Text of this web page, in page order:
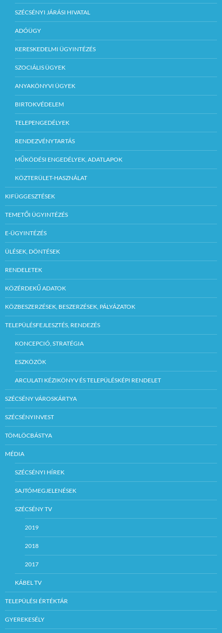
SZÉCSÉNYI JÁRÁSI HIVATAL
ADÓÜGY
KERESKEDELMI ÜGYINTÉZÉS
SZOCIÁLIS ÜGYEK
ANYAKÖNYVI ÜGYEK
BIRTOKVÉDELEM
TELEPENGEDÉLYEK
RENDEZVÉNYTARTÁS
MŰKÖDÉSI ENGEDÉLYEK, ADATLAPOK
KÖZTERÜLET-HASZNÁLAT
KIFÜGGESZTÉSEK
TEMETŐI ÜGYINTÉZÉS
E-ÜGYINTÉZÉS
ÜLÉSEK, DÖNTÉSEK
RENDELETEK
KÖZÉRDEKŰ ADATOK
KÖZBESZERZÉSEK, BESZERZÉSEK, PÁLYÁZATOK
TELEPÜLÉSFEJLESZTÉS, RENDEZÉS
KONCEPCIÓ, STRATÉGIA
ESZKÖZÖK
ARCULATI KÉZIKÖNYV ÉS TELEPÜLÉSKÉPI RENDELET
SZÉCSÉNY VÁROSKÁRTYA
SZÉCSÉNYINVEST
TÖMLÖCBÁSTYA
MÉDIA
SZÉCSÉNYI HÍREK
SAJTÓMEGJELENÉSEK
SZÉCSÉNY TV
2019
2018
2017
KÁBEL TV
TELEPÜLÉSI ÉRTÉKTÁR
GYEREKESÉLY